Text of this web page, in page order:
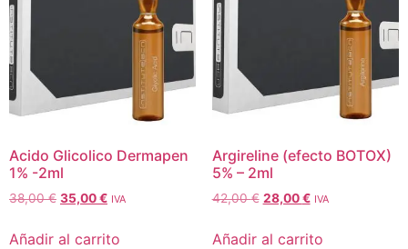
Acido Glicolico Dermapen
1% -2ml
38,00€ 35,00€ IVA
Añadir al carrito
Argireline (efecto BOTOX)
5% – 2ml
42,00€ 28,00€ IVA
Añadir al carrito